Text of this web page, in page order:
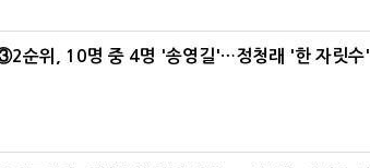
순위, 10명 중 4명 '송영길'…정청래 '한 자릿수'